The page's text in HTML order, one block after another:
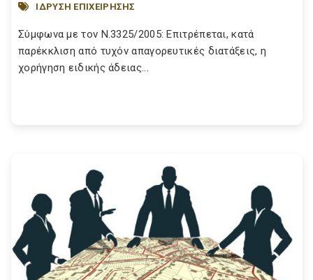
ΙΔΡΥΣΗ ΕΠΙΧΕΙΡΗΣΗΣ
Σύμφωνα με τον Ν.3325/2005: Επιτρέπεται, κατά
παρέκκλιση από τυχόν απαγορευτικές διατάξεις, η
χορήγηση ειδικής άδειας...